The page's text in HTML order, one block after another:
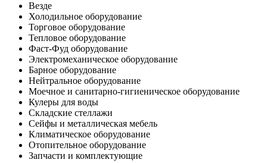
Везде
Холодильное оборудование
Торговое оборудование
Тепловое оборудование
Фаст-Фуд оборудование
Электромеханическое оборудование
Барное оборудование
Нейтральное оборудование
Моечное и санитарно-гигиеническое оборудование
Кулеры для воды
Складские стеллажи
Сейфы и металлическая мебель
Климатическое оборудование
Отопительное оборудование
Запчасти и комплектующие